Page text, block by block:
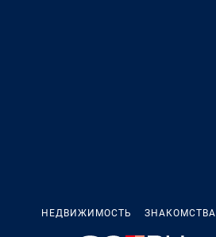
НЕДВИЖИМОСТЬ ЗНАКОМСТВА